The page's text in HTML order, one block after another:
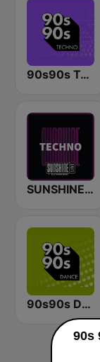
90s90s Techno
SUNSHINE LIVE - Techno
90s90s Dance